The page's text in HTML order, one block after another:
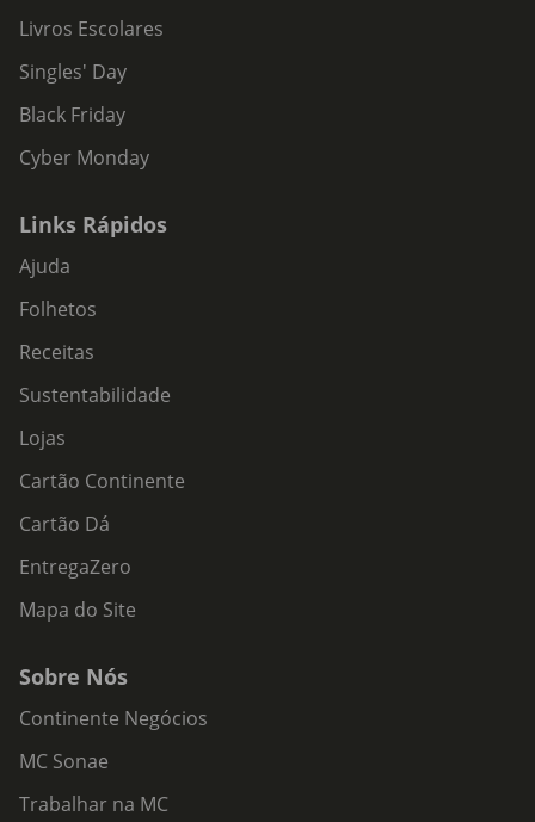
Livros Escolares
Singles' Day
Black Friday
Cyber Monday
Links Rápidos
Ajuda
Folhetos
Receitas
Sustentabilidade
Lojas
Cartão Continente
Cartão Dá
EntregaZero
Mapa do Site
Sobre Nós
Continente Negócios
MC Sonae
Trabalhar na MC